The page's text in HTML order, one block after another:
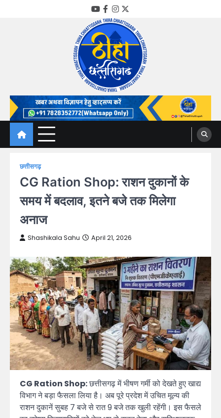
YouTube
Facebook
Instagram
Twitter
Thiha Chhattisgarh
गोठ जन-जन के
छत्तीसगढ़
CG Ration Shop: राशन दुकानों के
समय में बदलाव, इतने बजे तक मिलेगा
अनाज
Shashikala Sahu April 21, 2026
CG Ration Shop:छत्तीसगढ़ में भीषण गर्मी को देखते हुए खाद्य
विभाग ने बड़ा फैसला लिया है। अब पूरे प्रदेश में उचित मूल्य की
राशन दुकानें सुबह 7 बजे से रात 9 बजे तक खुली रहेंगी। इस फैसले